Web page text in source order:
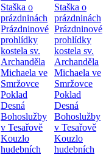
Staška o
prázdninách
Prázdninové
prohlídky
kostela sv.
Archanděla
Michaela ve
Smržovce
Poklad
Desná
Bohoslužby
v Tesařově
Kouzlo
hudebních
Staška o
prázdninách
Prázdninové
prohlídky
kostela sv.
Archanděla
Michaela ve
Smržovce
Poklad
Desná
Bohoslužby
v Tesařově
Kouzlo
hudebních